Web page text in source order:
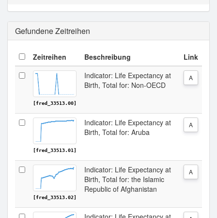
Gefundene Zeitreihen
Zeitreihen Beschreibung Link
[fred_33513.00]
Indicator: Life Expectancy at
Birth, Total for: Non-OECD
A
[fred_33513.01]
Indicator: Life Expectancy at
Birth, Total for: Aruba
A
[fred_33513.02]
Indicator: Life Expectancy at
Birth, Total for: the Islamic
Republic of Afghanistan
A